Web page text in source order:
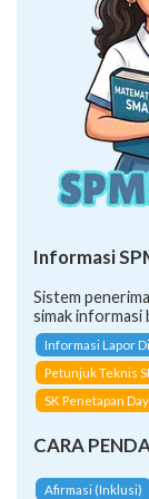
Informasi
Sistem
simak informasi
Informasi Lapor
Petunjuk Teknis
SK Penetapan
CARA
Afirmasi (Inklusi)